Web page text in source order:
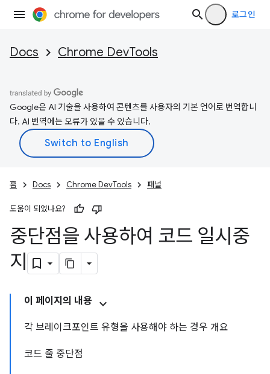
로그인
Docs Chrome DevTools
Google은 AI 기술을 사용하여 콘텐츠를 사용자의 기본 언어로 번역합니
다. AI 번역에는 오류가 있을 수 있습니다.
홈 Docs Chrome DevTools 패널
도움이 되었나요?
중단점을 사용하여 코드 일시중
지
이 페이지의 내용
각 브레이크포인트 유형을 사용해야 하는 경우 개요
코드 줄 중단점